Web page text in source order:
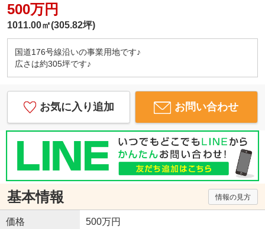
500万円
1011.00㎡(305.82坪)
国道176号線沿いの事業用地です♪
広さは約305坪です♪
お気に入り追加 お問い合わせ
基本情報 情報の見方
価格 500万円